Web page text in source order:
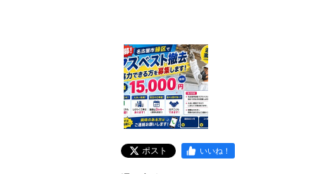
ポスト いいね！